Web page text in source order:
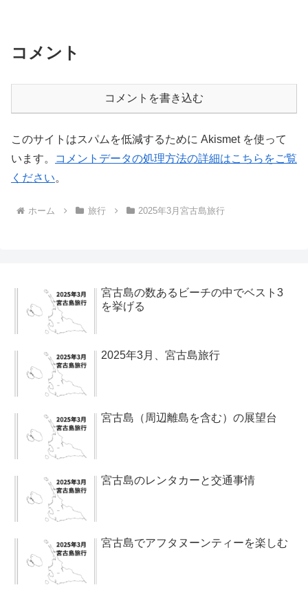
コメント
コメントを書き込む
このサイトはスパムを低減するために Akismet を使って
います。
コメントデータの処理方法の詳細はこちらをご覧
ください。
ホーム 旅行 2025年3月宮古島旅行
宮古島の数あるビーチの中でベスト3
を挙げる
2025年3月、宮古島旅行
宮古島（周辺離島を含む）の展望台
宮古島のレンタカーと交通事情
宮古島でアフタヌーンティーを楽しむ